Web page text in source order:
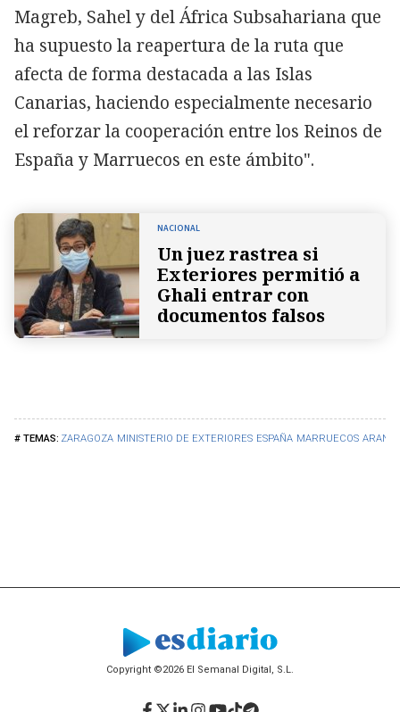
ZARAGOZA MINISTERIO DE EXTERIORES ESPAÑA MARRUECOS
Magreb, Sahel y del África Subsahariana que
ha supuesto la reapertura de la ruta que
afecta de forma destacada a las Islas
Canarias, haciendo especialmente necesario
el reforzar la cooperación entre los Reinos de
España y Marruecos en este ámbito".
NACIONAL
Un juez rastrea si
Exteriores permitió a
Ghali entrar con
documentos falsos
Copyright ©2026 El Semanal Digital, S.L.